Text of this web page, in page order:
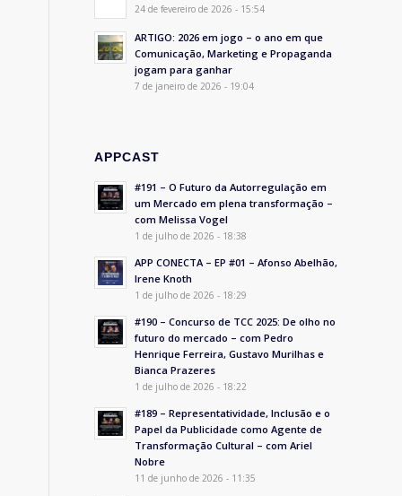
24 de fevereiro de 2026 - 15:54
ARTIGO: 2026 em jogo – o ano em que
Comunicação, Marketing e Propaganda
jogam para ganhar
7 de janeiro de 2026 - 19:04
APPCAST
#191 – O Futuro da Autorregulação em
um Mercado em plena transformação –
com Melissa Vogel
1 de julho de 2026 - 18:38
APP CONECTA – EP #01 – Afonso Abelhão,
Irene Knoth
1 de julho de 2026 - 18:29
#190 – Concurso de TCC 2025: De olho no
futuro do mercado – com Pedro
Henrique Ferreira, Gustavo Murilhas e
Bianca Prazeres
1 de julho de 2026 - 18:22
#189 – Representatividade, Inclusão e o
Papel da Publicidade como Agente de
Transformação Cultural – com Ariel
Nobre
11 de junho de 2026 - 11:35